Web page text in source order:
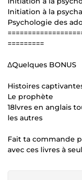
Initiation à la
Psychologie des
=========
∆Quelques BONUS
Histoires
Le prophète
18lvres en anglais
les autres
Fait ta commande
avec ces livres à